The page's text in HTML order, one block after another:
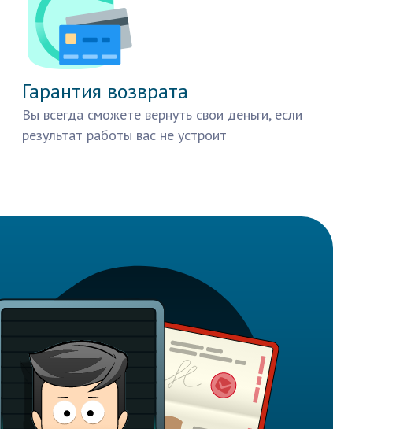
Гарантия возврата
Вы всегда сможете вернуть свои деньги, если
результат работы вас не устроит